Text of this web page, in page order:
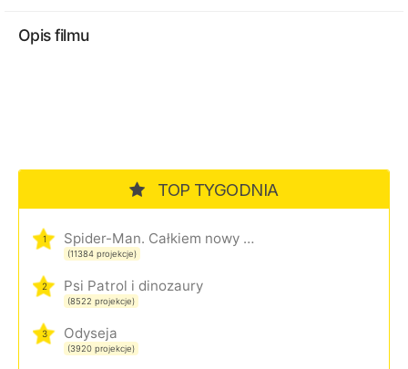
Opis filmu
TOP TYGODNIA
1 Spider-Man. Całkiem nowy dzień
(11384 projekcje)
2 Psi Patrol i dinozaury
(8522 projekcje)
3 Odyseja
(3920 projekcje)